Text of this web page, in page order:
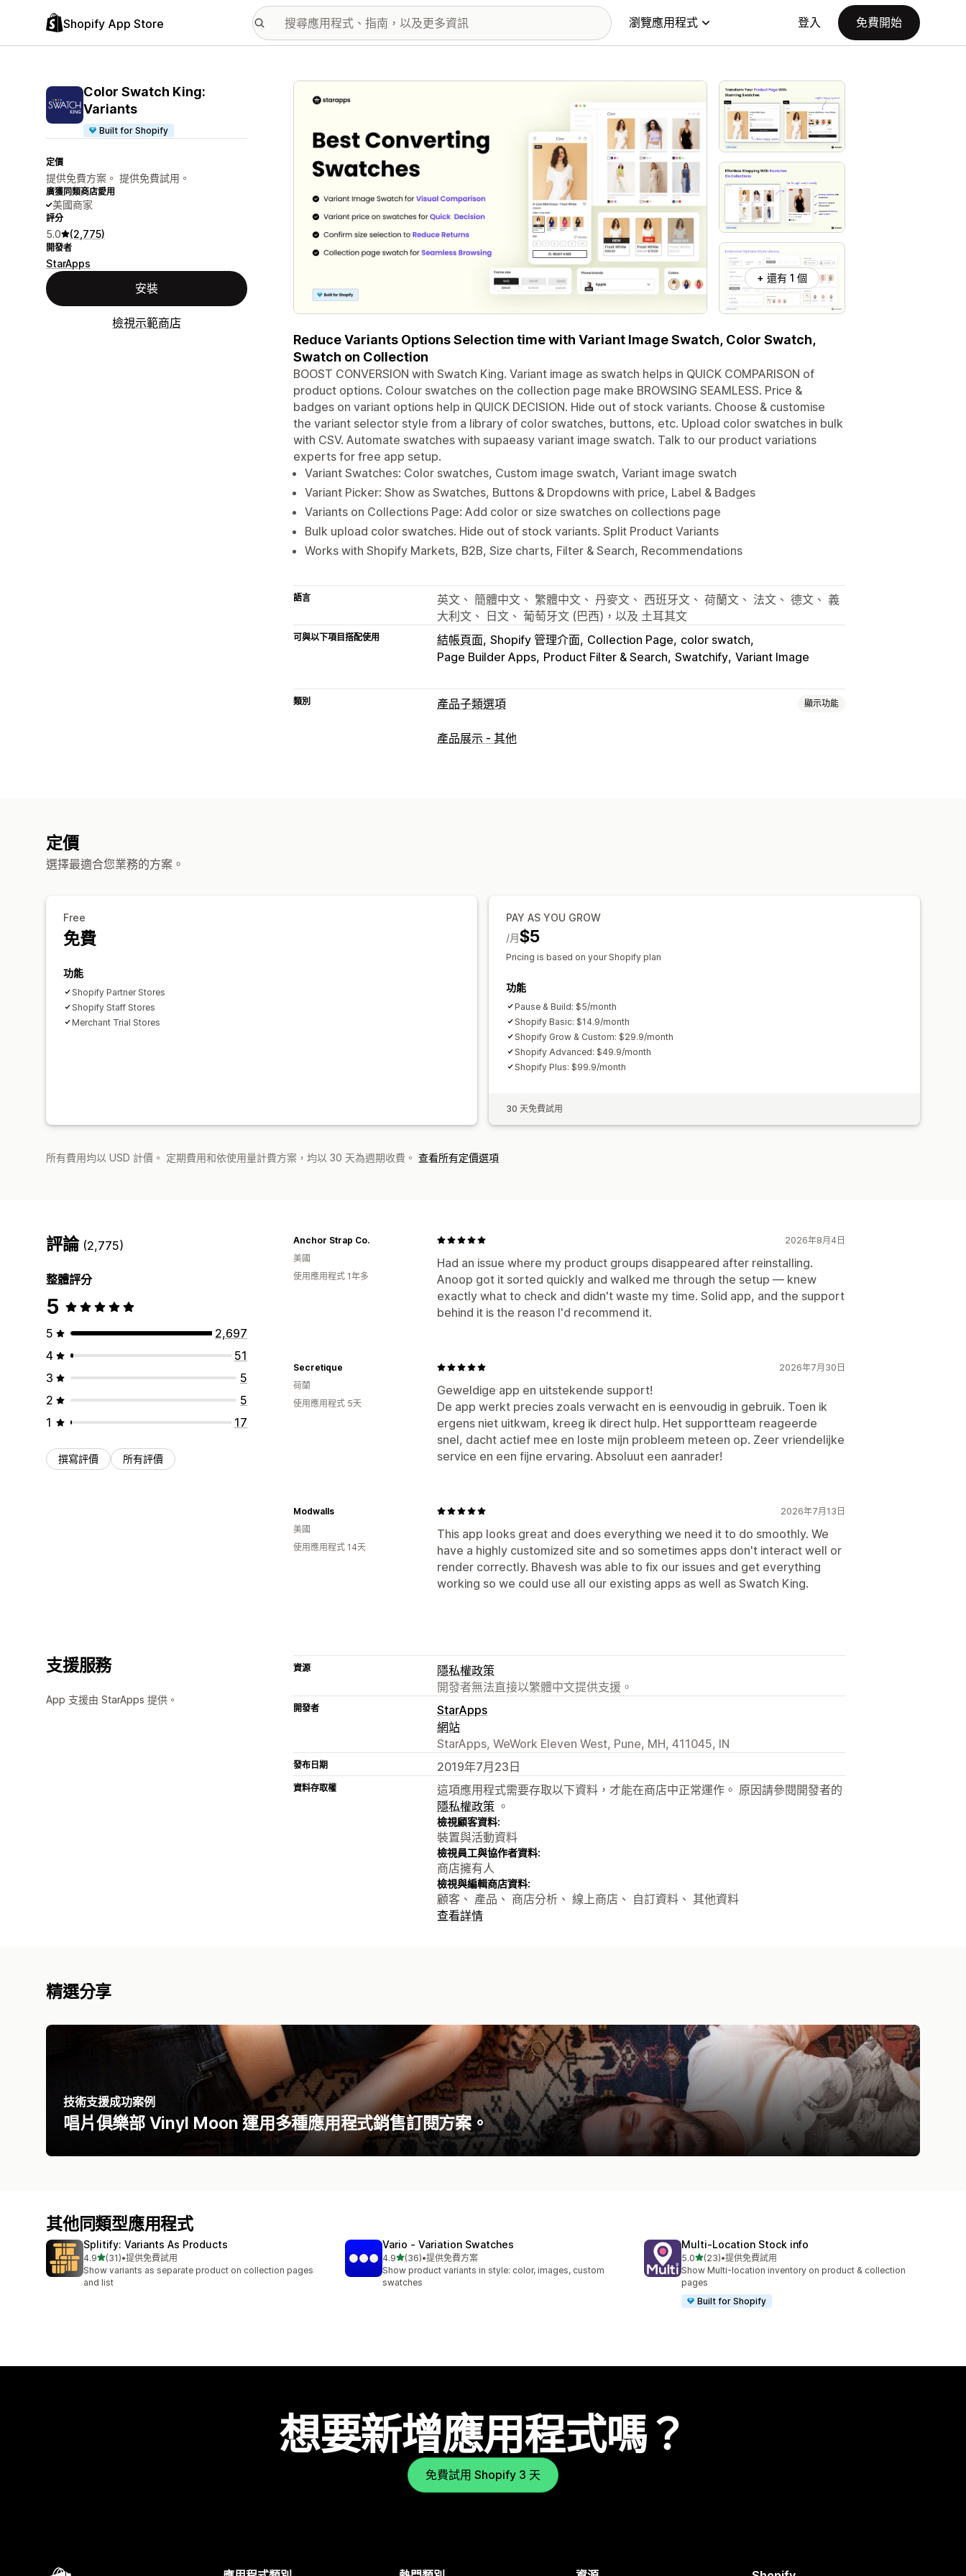
Shopify App Store 瀏覽應用程式 登入 免費開始
Color Swatch King:
Variants
Built for Shopify
定價
提供免費方案。 提供免費試用。
廣獲同類商店愛用
美國商家
評分
5.0 (2,775)
開發者
StarApps
安裝
檢視示範商店
主要圖片圖庫
+ 還有 1 個
Reduce Variants Options Selection time with Variant Image Swatch, Color Swatch,
Swatch on Collection
BOOST CONVERSION with Swatch King. Variant image as swatch helps in QUICK COMPARISON of
product options. Colour swatches on the collection page make BROWSING SEAMLESS. Price &
badges on variant options help in QUICK DECISION. Hide out of stock variants. Choose & customise
the variant selector style from a library of color swatches, buttons, etc. Upload color swatches in bulk
with CSV. Automate swatches with supaeasy variant image swatch. Talk to our product variations
experts for free app setup.
Variant Swatches: Color swatches, Custom image swatch, Variant image swatch
Variant Picker: Show as Swatches, Buttons & Dropdowns with price, Label & Badges
Variants on Collections Page: Add color or size swatches on collections page
Bulk upload color swatches. Hide out of stock variants. Split Product Variants
Works with Shopify Markets, B2B, Size charts, Filter & Search, Recommendations
語言
英文、 簡體中文、 繁體中文、 丹麥文、 西班牙文、 荷蘭文、 法文、 德文、 義
大利文、 日文、 葡萄牙文 (巴西)，以及 土耳其文
可與以下項目搭配使用 結帳頁面 Shopify 管理介面 Collection Page color swatch
Page Builder Apps Product Filter & Search Swatchify Variant Image
類別 產品子類選項 顯示功能
自訂
產品展示 - 其他
定價
選擇最適合您業務的方案。
Free
免費
功能
Shopify Partner Stores
Shopify Staff Stores
Merchant Trial Stores
PAY AS YOU GROW
$5
/月
Pricing is based on your Shopify plan
功能
Pause & Build: $5/month
Shopify Basic: $14.9/month
Shopify Grow & Custom: $29.9/month
Shopify Advanced: $49.9/month
Shopify Plus: $99.9/month
30 天免費試用
所有費用均以 USD 計價。 定期費用和依使用量計費方案，均以 30 天為週期收費。 查看所有定價選項
評論 (2,775)
整體評分
5
5
2,697
4
51
3
5
2
5
1
17
撰寫評價 所有評價
2026年8月4日
Had an issue where my product groups disappeared after reinstalling.
Anoop got it sorted quickly and walked me through the setup — knew
exactly what to check and didn't waste my time. Solid app, and the support
behind it is the reason I'd recommend it.
Anchor Strap Co.
美國
使用應用程式 1年多
2026年7月30日
Geweldige app en uitstekende support!
De app werkt precies zoals verwacht en is eenvoudig in gebruik. Toen ik
ergens niet uitkwam, kreeg ik direct hulp. Het supportteam reageerde
snel, dacht actief mee en loste mijn probleem meteen op. Zeer vriendelijke
service en een fijne ervaring. Absoluut een aanrader!
Secretique
荷蘭
使用應用程式 5天
2026年7月13日
This app looks great and does everything we need it to do smoothly. We
have a highly customized site and so sometimes apps don't interact well or
render correctly. Bhavesh was able to fix our issues and get everything
working so we could use all our existing apps as well as Swatch King.
Modwalls
美國
使用應用程式 14天
支援服務
App 支援由 StarApps 提供。
資源
隱私權政策
開發者無法直接以繁體中文提供支援。
開發者
StarApps
網站
StarApps, WeWork Eleven West, Pune, MH, 411045, IN
發布日期 2019年7月23日
資料存取權
這項應用程式需要存取以下資料，才能在商店中正常運作。 原因請參閱開發者的
隱私權政策 。
檢視顧客資料:
裝置與活動資料
檢視員工與協作者資料:
商店擁有人
檢視與編輯商店資料:
顧客、 產品、 商店分析、 線上商店、 自訂資料、 其他資料
查看詳情
精選分享
技術支援成功案例
唱片俱樂部 Vinyl Moon 運用多種應用程式銷售訂閱方案。
其他同類型應用程式
Splitify: Variants As Products
4.9滿分 5 顆星
(31)
共有 31 則評價
•提供免費試用
Show variants as separate product on collection pages
and list
Vario ‑ Variation Swatches
4.9滿分 5 顆星
(36)
共有 36 則評價
•提供免費方案
Show product variants in style: color, images, custom
swatches
Multi‑Location Stock info
5.0滿分 5 顆星
(23)
共有 23 則評價
•提供免費試用
Show Multi-location inventory on product & collection
pages
Built for Shopify
想要新增應用程式嗎？
免費試用 Shopify 3 天